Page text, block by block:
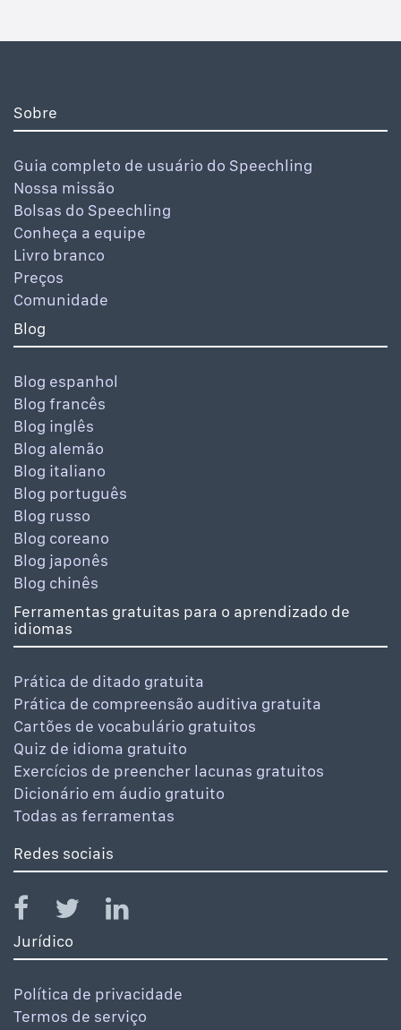
Sobre
Guia completo de usuário do Speechling
Nossa missão
Bolsas do Speechling
Conheça a equipe
Livro branco
Preços
Comunidade
Blog
Blog espanhol
Blog francês
Blog inglês
Blog alemão
Blog italiano
Blog português
Blog russo
Blog coreano
Blog japonês
Blog chinês
Ferramentas gratuitas para o aprendizado de
idiomas
Prática de ditado gratuita
Prática de compreensão auditiva gratuita
Cartões de vocabulário gratuitos
Quiz de idioma gratuito
Exercícios de preencher lacunas gratuitos
Dicionário em áudio gratuito
Todas as ferramentas
Redes sociais
Jurídico
Política de privacidade
Termos de serviço